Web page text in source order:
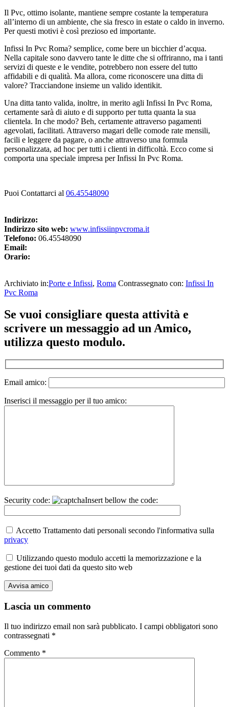
Il Pvc, ottimo isolante, mantiene sempre costante la temperatura
all’interno di un ambiente, che sia fresco in estate o caldo in inverno.
Per questi motivi è così prezioso ed importante.
Infissi In Pvc Roma? semplice, come bere un bicchier d’acqua.
Nella capitale sono davvero tante le ditte che si offriranno, ma i tanti
servizi di queste e le vendite, potrebbero non essere del tutto
affidabili e di qualità. Ma allora, come riconoscere una ditta di
valore? Tracciandone insieme un valido identikit.
Una ditta tanto valida, inoltre, in merito agli Infissi In Pvc Roma,
certamente sarà di aiuto e di supporto per tutta quanta la sua
clientela. In che modo? Beh, certamente attraverso pagamenti
agevolati, facilitati. Attraverso magari delle comode rate mensili,
facili e leggere da pagare, o anche attraverso una formula
personalizzata, ad hoc per tutti i clienti in difficoltà. Ecco come si
comporta una speciale impresa per Infissi In Pvc Roma.
Puoi Contattarci al 06.45548090
Indirizzo:
Indirizzo sito web: www.infissiinpvcroma.it
Telefono: 06.45548090
Email:
Orario:
Archiviato in:Porte e Infissi, Roma Contrassegnato con: Infissi In
Pvc Roma
Interazioni
del
lettore
Se vuoi consigliare questa attività e
scrivere un messaggio ad un Amico,
utilizza questo modulo.
Email amico:
Inserisci il messaggio per il tuo amico:
Security code: Insert bellow the code:
Accetto Trattamento dati personali secondo l'informativa sulla
privacy
Utilizzando questo modulo accetti la memorizzazione e la
gestione dei tuoi dati da questo sito web
Lascia un commento
Il tuo indirizzo email non sarà pubblicato. I campi obbligatori sono
contrassegnati *
Commento *